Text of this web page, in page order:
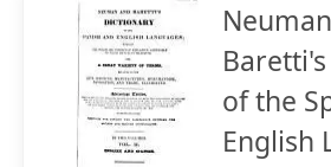
of the
English